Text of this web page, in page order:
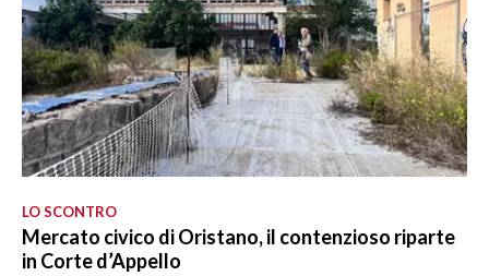
LO SCONTRO
Mercato civico di Oristano, il contenzioso riparte
in Corte d’Appello